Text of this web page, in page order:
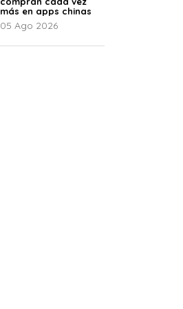
más en apps chinas
05 Ago 2026